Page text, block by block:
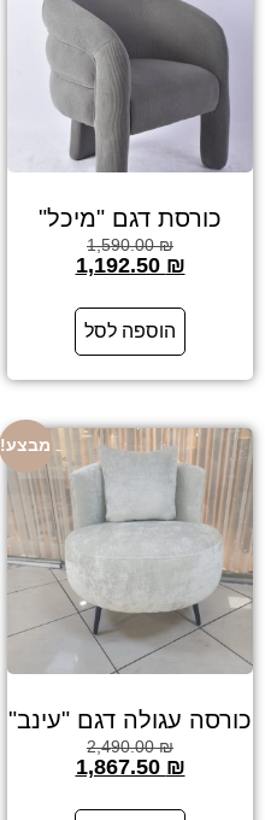
כורסת דגם "מיכל"
1,590.00₪
1,192.50 ₪
הוספה לסל
מבצע!
כורסה עגולה דגם "עינב"
2,490.00₪
1,867.50 ₪